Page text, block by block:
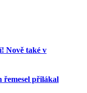
Nově také v
řemesel přilákal